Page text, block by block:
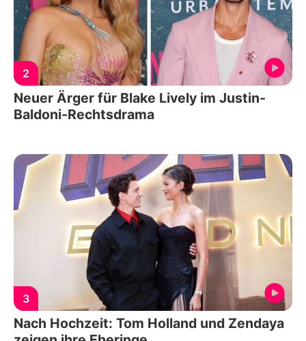
2
Neuer Ärger für Blake Lively im Justin-
Baldoni-Rechtsdrama
3
Nach Hochzeit: Tom Holland und Zendaya